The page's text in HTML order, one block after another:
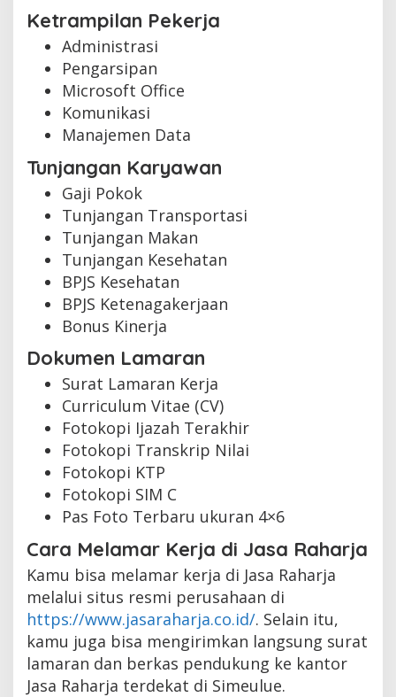
Ketrampilan Pekerja
Administrasi
Pengarsipan
Microsoft Office
Komunikasi
Manajemen Data
Tunjangan Karyawan
Gaji Pokok
Tunjangan Transportasi
Tunjangan Makan
Tunjangan Kesehatan
BPJS Kesehatan
BPJS Ketenagakerjaan
Bonus Kinerja
Dokumen Lamaran
Surat Lamaran Kerja
Curriculum Vitae (CV)
Fotokopi Ijazah Terakhir
Fotokopi Transkrip Nilai
Fotokopi KTP
Fotokopi SIM C
Pas Foto Terbaru ukuran 4×6
Cara Melamar Kerja di Jasa Raharja
Kamu bisa melamar kerja di Jasa Raharja
melalui situs resmi perusahaan di
https://www.jasaraharja.co.id/. Selain itu,
kamu juga bisa mengirimkan langsung surat
lamaran dan berkas pendukung ke kantor
Jasa Raharja terdekat di Simeulue.